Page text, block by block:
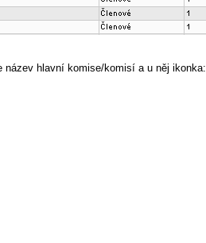
název hlavní komise/komisí a u něj ikonka: